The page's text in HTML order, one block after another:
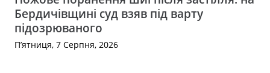
Бердичівщині суд взяв під варту
підозрюваного
П’ятниця, 7 Серпня, 2026